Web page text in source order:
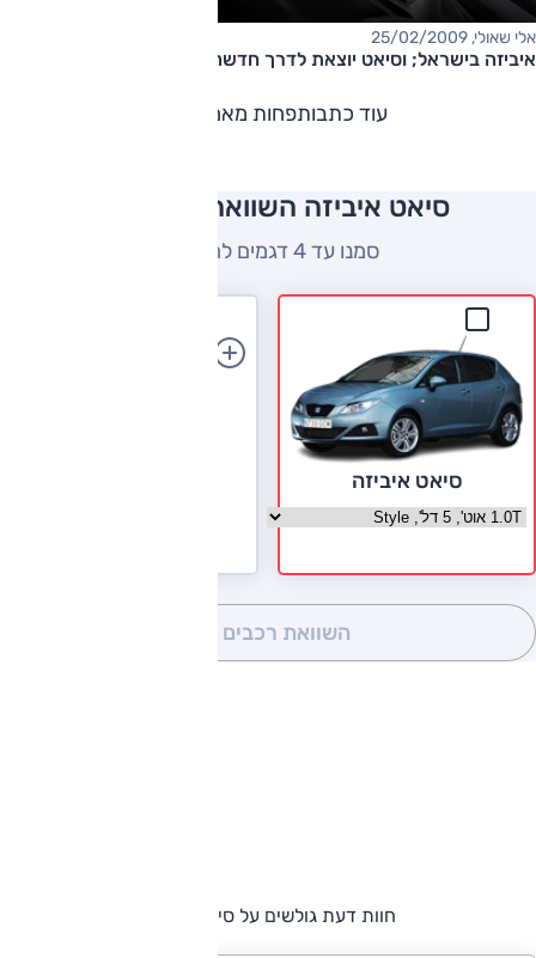
אלי שאולי, 25/02/2009
איביזה בישראל; וסיאט יוצאת לדרך חדשה
עוד כתבותפחות מאמרים
סיאט איביזה השוואה למתחרים
סמנו עד 4 דגמים להשוואה
סיאט איביזה
בחר גרסה סיאט איביזה
השוואת רכבים
חוות דעת גולשים על סיאט איביזה